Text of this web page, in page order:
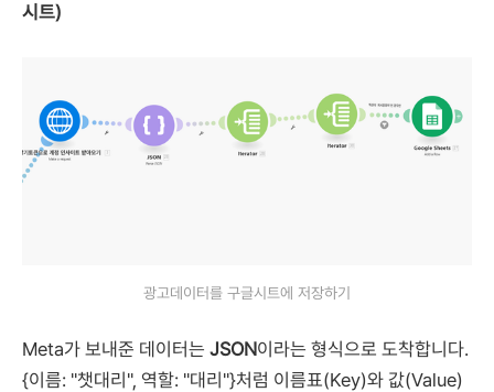
시트)
광고데이터를 구글시트에 저장하기
Meta가 보내준 데이터는 JSON이라는 형식으로 도착합니다.
{이름: "챗대리", 역할: "대리"}처럼 이름표(Key)와 값(Value)